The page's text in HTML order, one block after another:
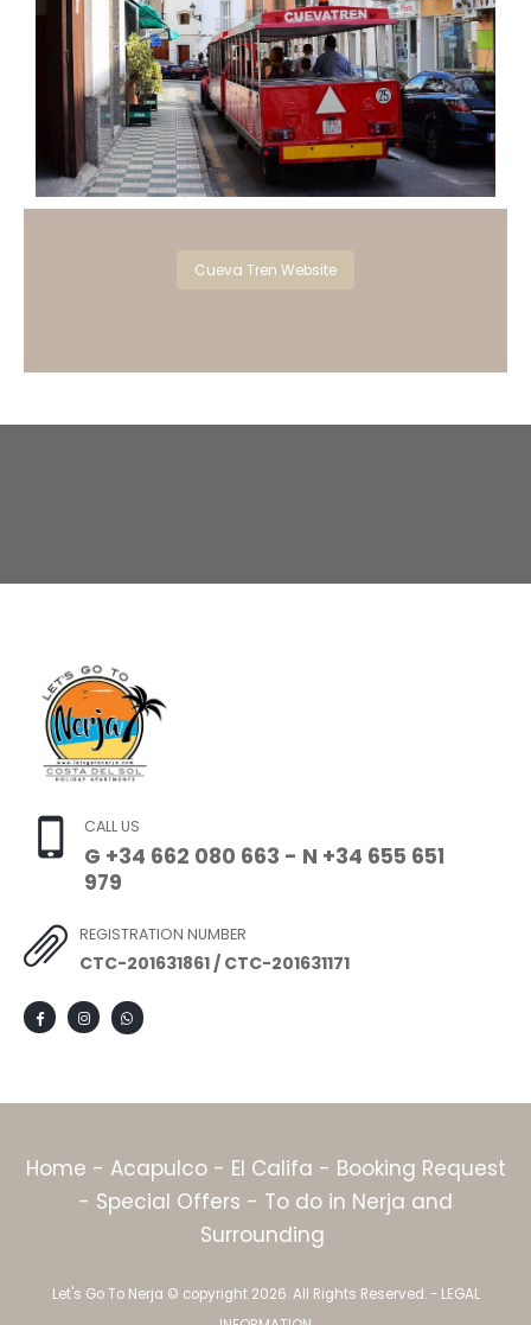
Cueva Tren Website
CALL US
G +34 662 080 663 - N +34 655 651
979
REGISTRATION NUMBER
CTC-201631861 / CTC-201631171
Home - Acapulco- El Califa - Booking Request
- Special Offers - To do in Nerja and
Surrounding
Let's Go To Nerja © copyright 2026. All Rights Reserved. - LEGAL